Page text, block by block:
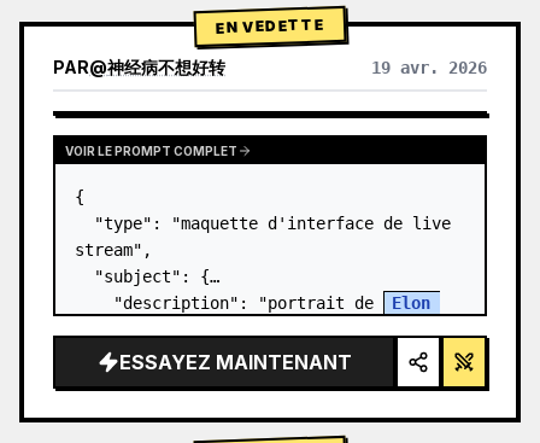
EN VEDETTE
PAR@神经病不想好转 19 avr. 2026
VOIR LE PROMPT COMPLET
{
  "type": "maquette d'interface de live
stream",
  "subject": {
    "description": "portrait de
Elon
avec un graphique technique blanc",
    "background": "le côté gauche affic…
ESSAYEZ MAINTENANT